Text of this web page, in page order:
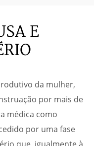
E
da mulher,
por mais de
médica como
por uma fase